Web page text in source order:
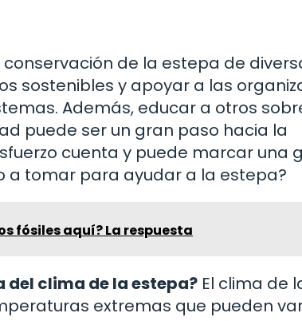
de la estepa de
sostenibles y apoyar a las
Además, educar a otros
puede ser un gran paso hacia la
cuenta y puede marcar una
a tomar para ayudar a la estepa?
fósiles aquí? La respuesta
clima de la estepa? El clima de
extremas que pueden